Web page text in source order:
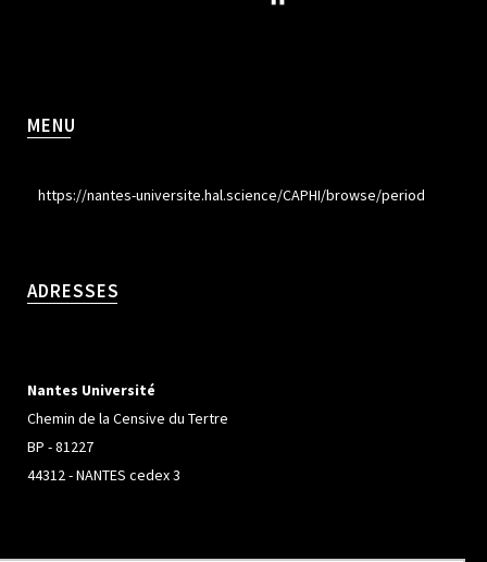
MENU
https://nantes-universite.hal.science/CAPHI/browse/period
ADRESSES
Nantes Université
Chemin de la Censive du Tertre
BP - 81227
44312 - NANTES cedex 3